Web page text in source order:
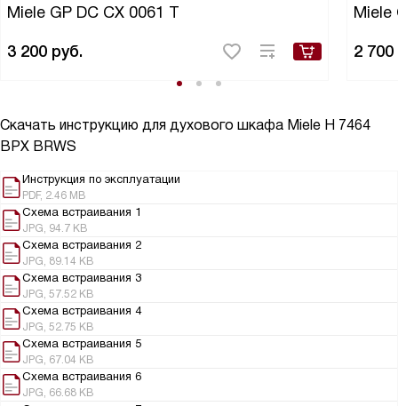
Miele GP DC CX 0061 T
3 200 руб.
Miele
2 700
Скачать инструкцию для духового шкафа Miele H 7464
BPX BRWS
Инструкция по эксплуатации
PDF, 2.46 MB
Схема встраивания 1
JPG, 94.7 KB
Схема встраивания 2
JPG, 89.14 KB
Схема встраивания 3
JPG, 57.52 KB
Схема встраивания 4
JPG, 52.75 KB
Схема встраивания 5
JPG, 67.04 KB
Схема встраивания 6
JPG, 66.68 KB